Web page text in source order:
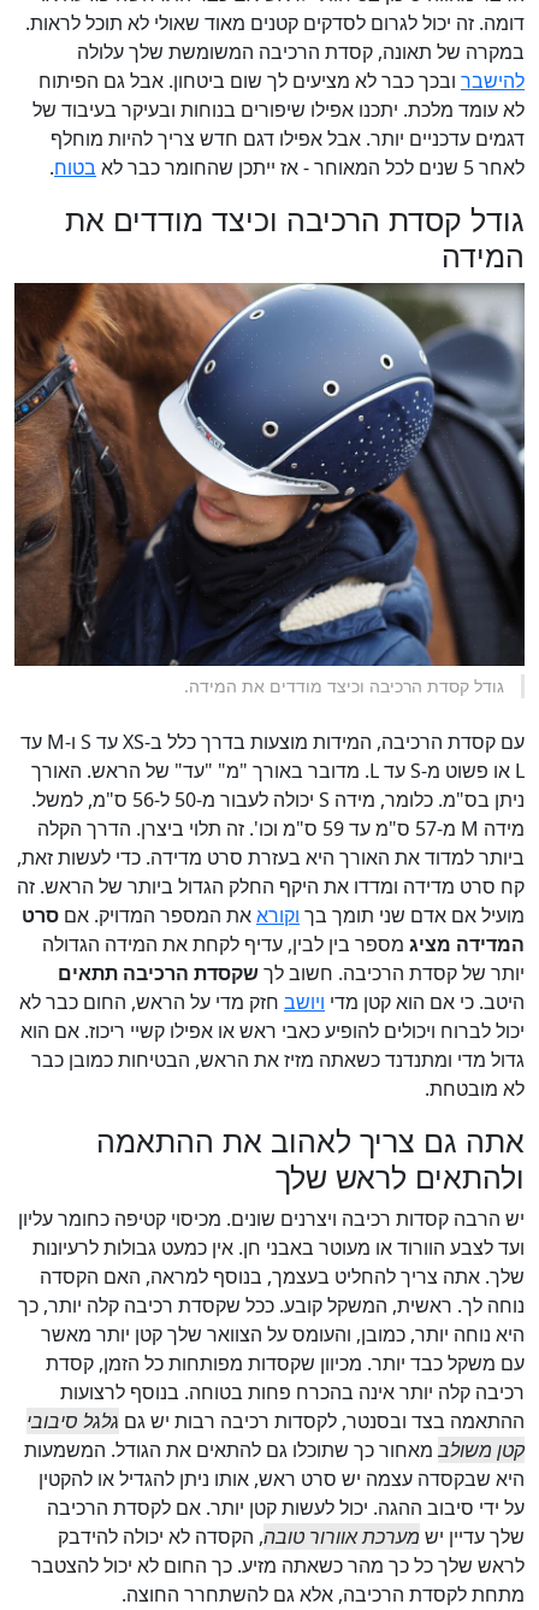
דומה. זה יכול לגרום לסדקים קטנים מאוד שאולי לא תוכל לראות.
במקרה של תאונה, קסדת הרכיבה המשומשת שלך עלולה
להישבר ובכך כבר לא מציעים לך שום ביטחון. אבל גם הפיתוח
לא עומד מלכת. יתכנו אפילו שיפורים בנוחות ובעיקר בעיבוד של
דגמים עדכניים יותר. אבל אפילו דגם חדש צריך להיות מוחלף
לאחר 5 שנים לכל המאוחר - אז ייתכן שהחומר כבר לא
בטוח.
גודל קסדת הרכיבה וכיצד מודדים את
המידה
גודל קסדת הרכיבה וכיצד מודדים את המידה.
עם קסדת הרכיבה, המידות מוצעות בדרך כלל ב-XS עד S ו-M עד
L או פשוט מ-S עד L. מדובר באורך "מ" "עד" של הראש. האורך
ניתן בס"מ. כלומר, מידה S יכולה לעבור מ-50 ל-56 ס"מ, למשל.
מידה M מ-57 ס"מ עד 59 ס"מ וכו'. זה תלוי ביצרן. הדרך הקלה
ביותר למדוד את האורך היא בעזרת סרט מדידה. כדי לעשות זאת,
קח סרט מדידה ומדדו את היקף החלק הגדול ביותר של הראש. זה
מועיל אם אדם שני תומך בך וקוראאת המספר המדויק. אם סרט
המדידה מציג מספר בין לבין, עדיף לקחת את המידה הגדולה
יותר של קסדת הרכיבה. חשוב לךשקסדת הרכיבה תתאים
היטב. כי אם הוא קטן מדי ויושב חזק מדי על הראש, החום כבר לא
יכול לברוח ויכולים להופיע כאבי ראש או אפילו קשיי ריכוז. אם הוא
גדול מדי ומתנדנד כשאתה מזיז את הראש, הבטיחות כמובן כבר
לא מובטחת.
אתה גם צריך לאהוב את ההתאמה
ולהתאים לראש שלך
יש הרבה קסדות רכיבה ויצרנים שונים. מכיסוי קטיפה כחומר עליון
ועד לצבע הוורוד או מעוטר באבני חן. אין כמעט גבולות לרעיונות
שלך. אתה צריך להחליט בעצמך, בנוסף למראה, האם הקסדה
נוחה לך. ראשית, המשקל קובע. ככל שקסדת רכיבה קלה יותר, כך
היא נוחה יותר, כמובן, והעומס על הצוואר שלך קטן יותר מאשר
עם משקל כבד יותר. מכיוון שקסדות מפותחות כל הזמן, קסדת
רכיבה קלה יותר אינה בהכרח פחות בטוחה. בנוסף לרצועות
ההתאמה בצד ובסנטר, לקסדות רכיבה רבות יש גם גלגל סיבובי
קטן משולב מאחור כך שתוכלו גם להתאים את הגודל. המשמעות
היא שבקסדה עצמה יש סרט ראש, אותו ניתן להגדיל או להקטין
על ידי סיבוב ההגה. יכול לעשות קטן יותר. אם לקסדת הרכיבה
שלך עדיין יש מערכת אוורור טובה, הקסדה לא יכולה להידבק
לראש שלך כל כך מהר כשאתה מזיע. כך החום לא יכול להצטבר
מתחת לקסדת הרכיבה, אלא גם להשתחרר החוצה.